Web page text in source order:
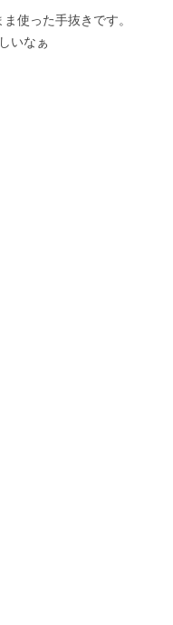
使った手抜きです。
いなぁ